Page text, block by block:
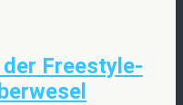
Freestyle-